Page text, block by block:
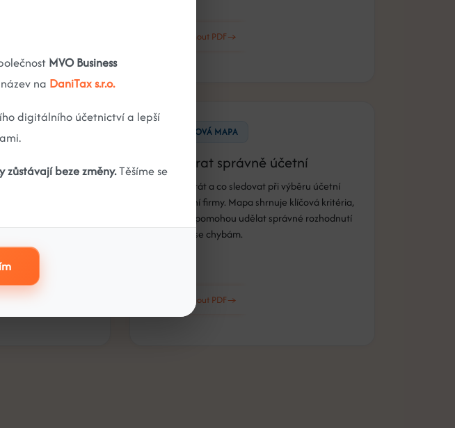
Stáhnout PDF
osoba pro
MYŠLENKOVÁ MAPA
Jak vybrat správně účetní
Na co se ptát a co sledovat při výběru účetní
nebo účetní firmy. Mapa shrnuje klíčová kritéria,
která vám pomohou udělat správné rozhodnutí
a vyhnout se chybám.
Stáhnout PDF
MVO Business
na DaniTax s.r.o.
digitálního účetnictví a lepší
zůstávají beze změny.Těšíme se